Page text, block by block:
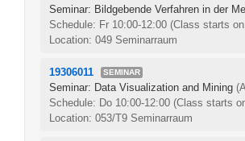
Seminar: Bildgebende Verfahren in der
Schedule: Fr 10:00-12:00 (Class starts
Location: 049 Seminarraum
19306011 SEMINAR
Seminar: Data Visualization and Mining
Schedule: Do 10:00-12:00 (Class starts
Location: 053/T9 Seminarraum